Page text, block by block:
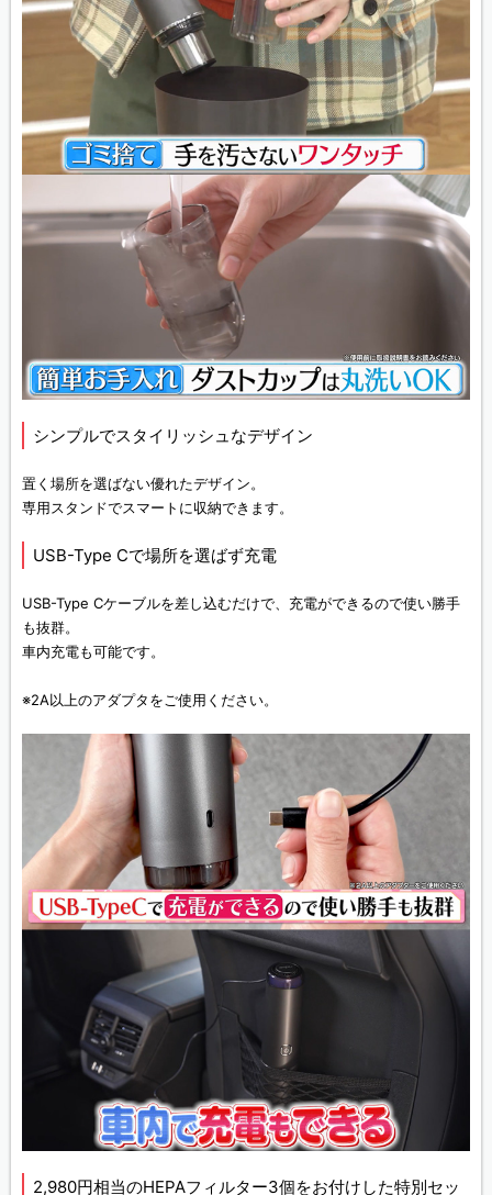
シンプルでスタイリッシュなデザイン
置く場所を選ばない優れたデザイン。
専用スタンドでスマートに収納できます。
USB-Type Cで場所を選ばず充電
USB-Type Cケーブルを差し込むだけで、充電ができるので使い勝手
も抜群。
車内充電も可能です。
※2A以上のアダプタをご使用ください。
2,980円相当のHEPAフィルター3個をお付けした特別セッ